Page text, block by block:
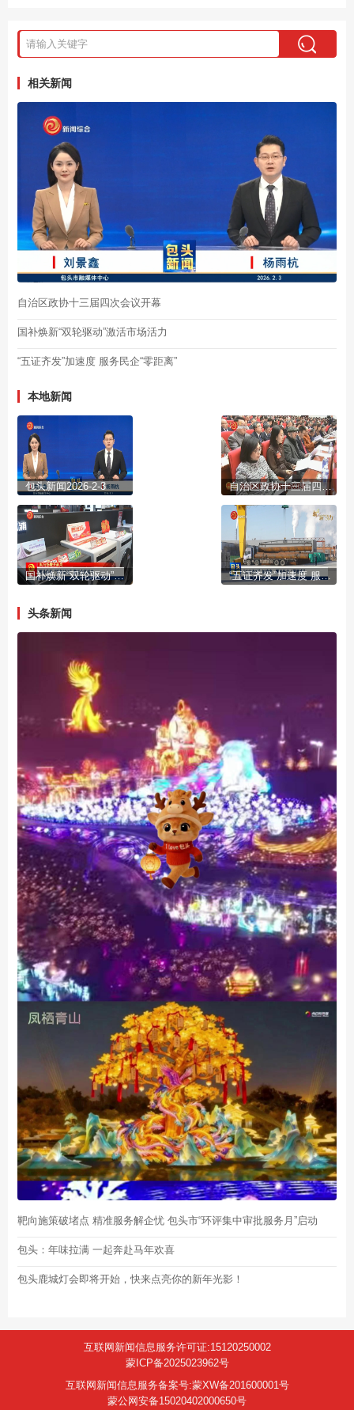
相关新闻
自治区政协十三届四次会议开幕
国补焕新“双轮驱动”激活市场活力
“五证齐发”加速度 服务民企“零距离”
本地新闻
包头新闻2026-2-3 自治区政协十三届四次会议开幕
国补焕新“双轮驱动”激活市场活力 “五证齐发”加速度 服务民企“零距离”
头条新闻
靶向施策破堵点 精准服务解企忧 包头市“环评集中审批服务月”启动
包头：年味拉满 一起奔赴马年欢喜
包头鹿城灯会即将开始，快来点亮你的新年光影！
互联网新闻信息服务许可证:15120250002
蒙ICP备2025023962号
互联网新闻信息服务备案号:蒙XW备201600001号
蒙公网安备15020402000650号